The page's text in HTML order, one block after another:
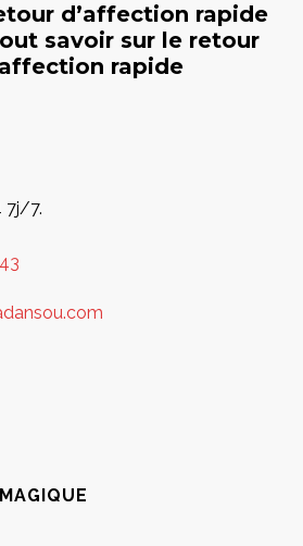
d’affection rapide
savoir sur le retour
rapide
7j/7.